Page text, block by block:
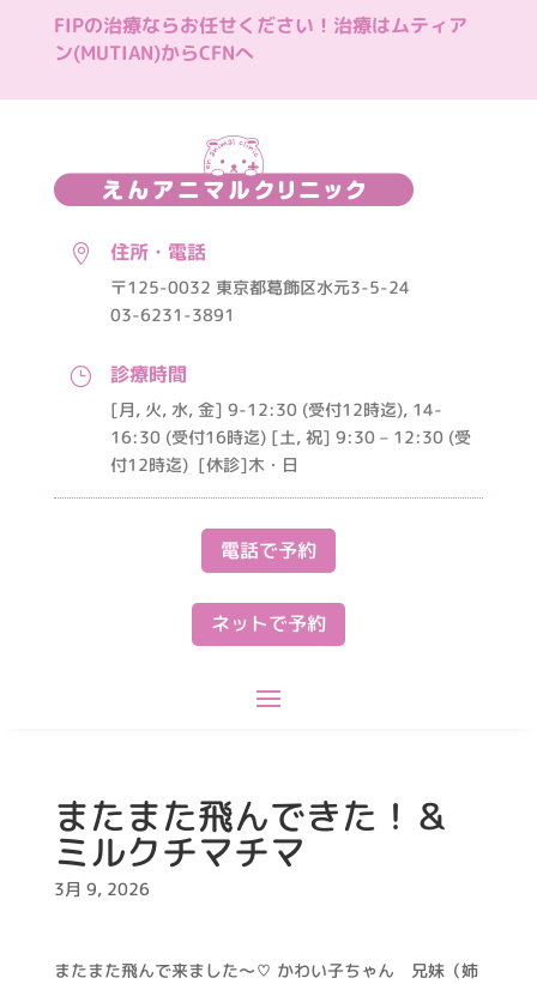
FIPの治療ならお任せください！治療はムティア
ン(MUTIAN)からCFNへ
 住所・電話
〒125-0032 東京都葛飾区水元3-5-24
03-6231-3891
} 診療時間
[月, 火, 水, 金] 9-12:30 (受付12時迄), 14-
16:30 (受付16時迄) [土, 祝] 9:30 – 12:30 (受
付12時迄) [休診]木・日
電話で予約
ネットで予約
またまた飛んできた！＆
ミルクチマチマ
3月 9, 2026
またまた飛んで来ました～♡ かわい子ちゃん 兄妹（姉